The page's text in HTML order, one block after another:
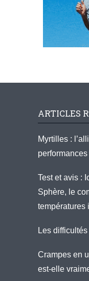
ARTICLES
Myrtilles :
performances
Test et avis :
Sphère, le
températures
Les
Crampes en
est-elle